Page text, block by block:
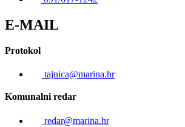
E-MAIL
Protokol
tajnica@marina.hr
Komunalni redar
redar@marina.hr